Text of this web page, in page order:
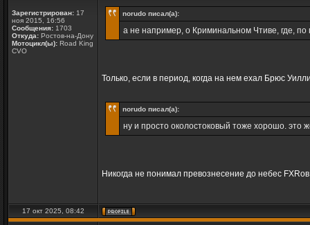
Зарегистрирован: 17
ноя 2015, 16:56
Сообщения: 1703
Откуда: Ростов-на-Дону
Мотоцикл(ы): Road King
CVO
norudo писал(а):
а не например, о Криминальном Чтиве, где,
Только, если в период, когда на нем ехал Брюс
norudo писал(а):
ну и просто околостоковый тоже хорошо. это
Никогда не понимал превознесение до небес
17 окт 2025, 08:42